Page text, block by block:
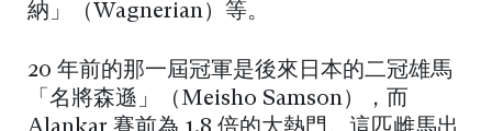
納」（Wagnerian）等。
20 年前的那一屆冠軍是後來日本的二冠雄馬
「名將森遜」（Meisho Samson），而